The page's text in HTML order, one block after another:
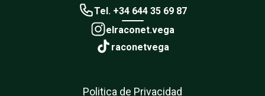
Tel. +34 644 35 69 87
elraconet.vega
raconetvega
Politica de Privacidad